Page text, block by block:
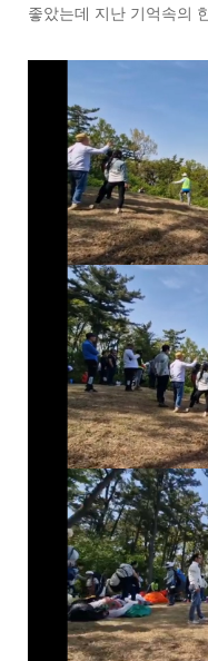
좋았는데 지난 기억속의